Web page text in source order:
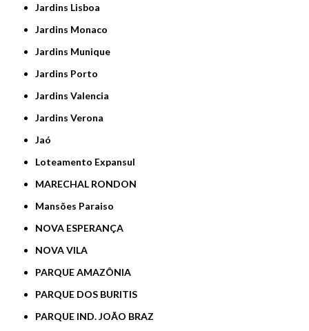
Jardins Lisboa
Jardins Monaco
Jardins Munique
Jardins Porto
Jardins Valencia
Jardins Verona
Jaó
Loteamento Expansul
MARECHAL RONDON
Mansões Paraiso
NOVA ESPERANÇA
NOVA VILA
PARQUE AMAZÔNIA
PARQUE DOS BURITIS
PARQUE IND. JOÃO BRAZ